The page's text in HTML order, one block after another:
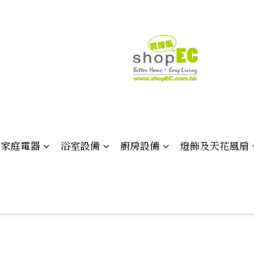
家庭電器 浴室設備 廚房設備 燈飾及天花風扇